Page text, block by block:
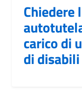
carico di
di disabili